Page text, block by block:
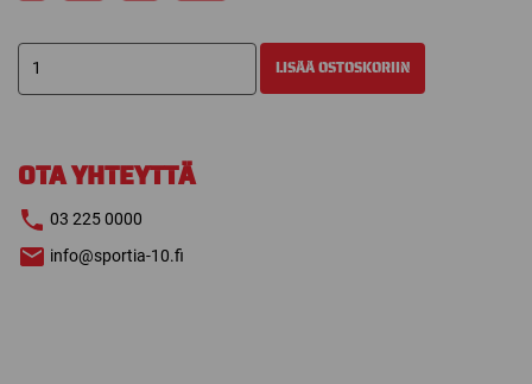
BAUER
SUPREME
LISÄÄ OSTOSKORIIN
OTA YHTEYTTÄ
03 225 0000
info@sportia-10.fi